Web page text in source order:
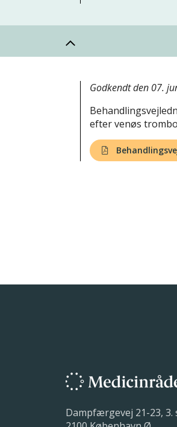
Godkendt den 07.
efter venøs
Dampfærgevej 21-23, 3.